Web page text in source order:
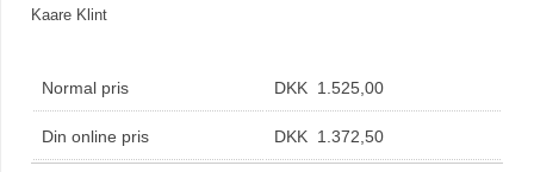
Kaare Klint
Normal pris DKK 1.525,00
Din online pris DKK 1.372,50